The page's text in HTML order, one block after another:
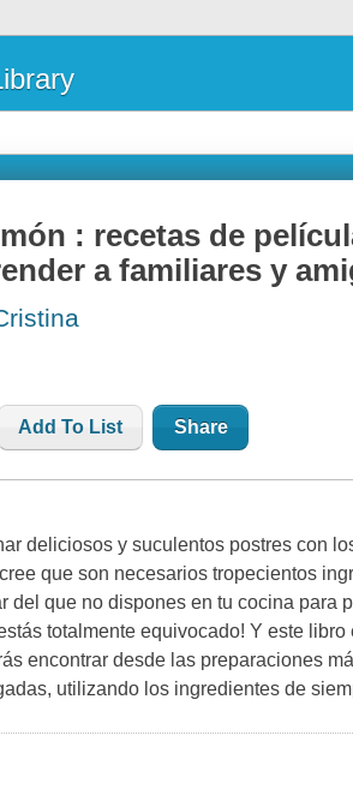
: recetas de
a familiares y
Add To List Share
deliciosos y suculentos postres con
que son necesarios tropecientos
del que no dispones en tu cocina para
totalmente equivocado! Y este
encontrar desde las preparaciones
utilizando los ingredientes de